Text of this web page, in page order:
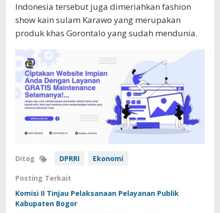
Indonesia tersebut juga dimeriahkan fashion
show kain sulam Karawo yang merupakan
produk khas Gorontalo yang sudah mendunia.
Ditag DPRRI Ekonomi
Posting Terkait
Komisi II Tinjau Pelaksanaan Pelayanan Publik
Kabupaten Bogor